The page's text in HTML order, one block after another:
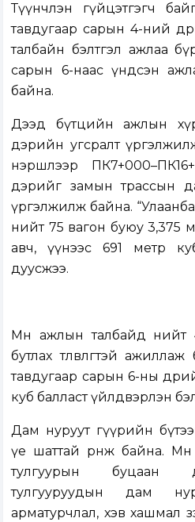
Түүнчлэн гүйцэтгэгч
тавдугаар сарын 4-ний
талбайн бэлтгэл ажлаа
сарын 6-наас үндсэн
байна.
Дээд бүтцийн ажлын
дэрийн угсралт
нэршлээр
дэрийг замын трассын
үргэлжилж байна.
нийт 75 вагон буюу 3,375
авч, үүнээс 691 метр
дуусжээ.
Мөн ажлын талбайд нийт
бутлах төлөвлөгөөтэй
тавдугаар сарын 6-ны
куб балласт үйлдвэрлэн
Дам нуруут гүүрийн
үе шаттай өрнөж байна.
тулгуурын буцаан
тулгууруудын дам
арматурчлал, хэв хашмал